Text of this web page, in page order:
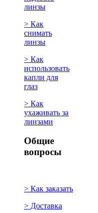
линзы
> Как
снимать
линзы
> Как
использовать
капли для
глаз
> Как
ухаживать за
линзами
Общие
вопросы
> Как заказать
> Доставка